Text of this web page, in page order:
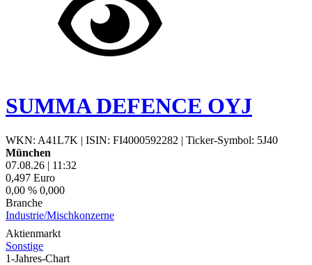
SUMMA DEFENCE OYJ
WKN: A41L7K | ISIN: FI4000592282 | Ticker-Symbol: 5J40
München
07.08.26 | 11:32
0,497 Euro
0,00 % 0,000
Branche
Industrie/Mischkonzerne
Aktienmarkt
Sonstige
1-Jahres-Chart